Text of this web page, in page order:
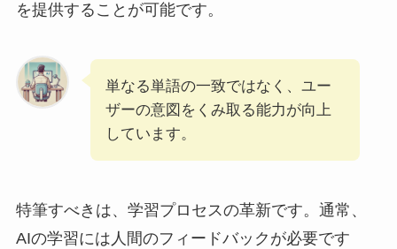
を提供することが可能です。
単なる単語の一致ではなく、ユー
ザーの意図をくみ取る能力が向上
しています。
特筆すべきは、学習プロセスの革新です。通常、
AIの学習には人間のフィードバックが必要です